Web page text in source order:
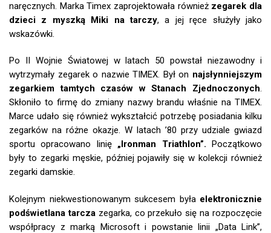
naręcznych. Marka Timex zaprojektowała również zegarek dla
dzieci z myszką Miki na tarczy, a jej ręce służyły jako
wskazówki.
Po II Wojnie Światowej w latach 50 powstał niezawodny i
wytrzymały zegarek o nazwie TIMEX. Był on najsłynniejszym
zegarkiem tamtych czasów w Stanach Zjednoczonych.
Skłoniło to firmę do zmiany nazwy brandu właśnie na TIMEX.
Marce udało się również wykształcić potrzebę posiadania kilku
zegarków na różne okazje. W latach ’80 przy udziale gwiazd
sportu opracowano linię „Ironman Triathlon”. Początkowo
były to zegarki męskie, później pojawiły się w kolekcji również
zegarki damskie.
Kolejnym niekwestionowanym sukcesem była elektronicznie
podświetlana tarczazegarka, co przekuło się na rozpoczęcie
współpracy z marką Microsoft i powstanie linii „Data Link”,